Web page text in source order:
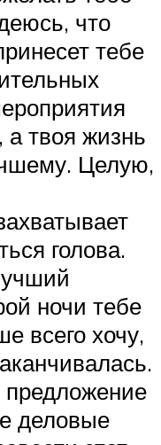
что
тебе
а твоя жизнь
Целую,
голова.
ночи тебе
всего хочу,
деловые